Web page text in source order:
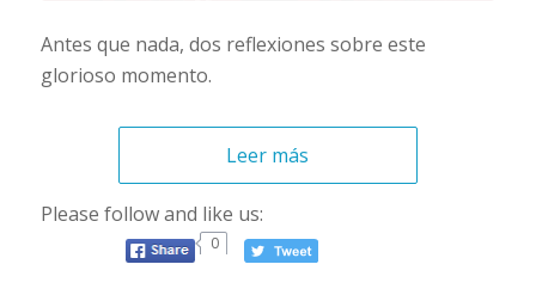
Antes que nada, dos reflexiones sobre este
glorioso momento.
Leer más
Please follow and like us:
0